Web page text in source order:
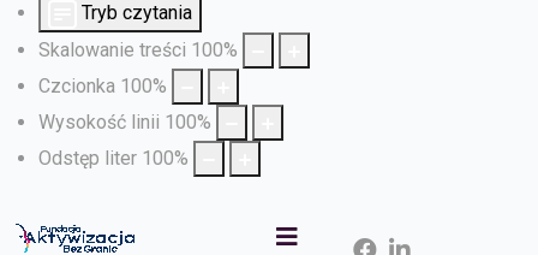
Tryb czytania
Skalowanie treści 100%
Czcionka 100%
Wysokość linii 100%
Odstęp liter 100%